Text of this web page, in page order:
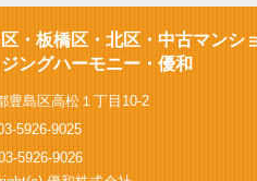
・板橋区・北区・中古マンシ
ングハーモニー・優和
豊島区高松１丁目10-2
5926-9025
5926-9026